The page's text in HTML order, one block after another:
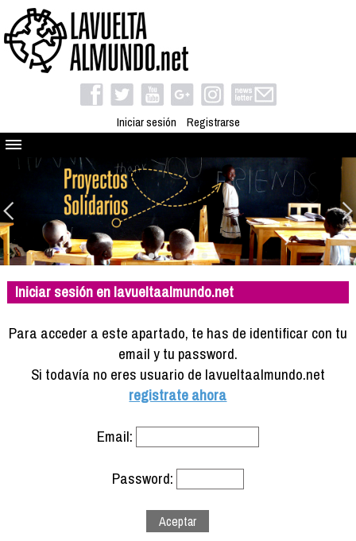
Iniciar sesión Registrarse
Quienes somos
El proyecto
Blog
Viaja con nosotros
Camino solidario
Libros
Compañeros de viaje
Info viajeros
Iniciar sesión en lavueltaalmundo.net
Para acceder a este apartado, te has de identificar con tu
email y tu password.
Si todavía no eres usuario de lavueltaalmundo.net
registrate ahora
Email:
Password: